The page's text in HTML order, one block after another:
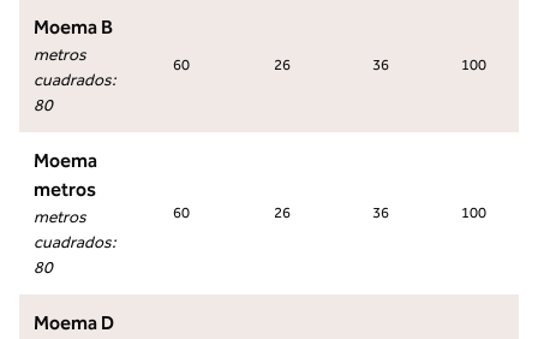
Moema B
metros
cuadrados:
80
60 26 36 100
Moema
metros
metros
cuadrados:
80
60 26 36 100
Moema D